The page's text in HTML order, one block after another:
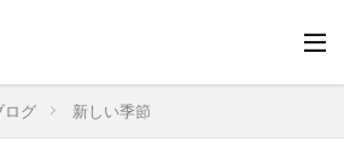
ログ 新しい季節